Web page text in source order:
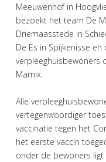
Meeuwenhof in
bezoekt het team De
Driemaasstede in
De Es in Spijkenisse
verpleeghuisbewoners
Marnix.
Alle
vertegenwoordiger
vaccinatie tegen het
het eerste vaccin
onder de bewoners